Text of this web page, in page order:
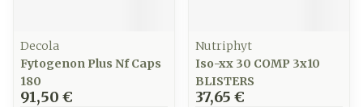
Decola
Fytogenon Plus Nf Caps
180
91,50 €
Nutriphyt
Iso-xx 30 COMP 3x10
BLISTERS
37,65 €